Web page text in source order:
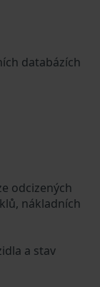
databázích
odcizených
nákladních
a stav